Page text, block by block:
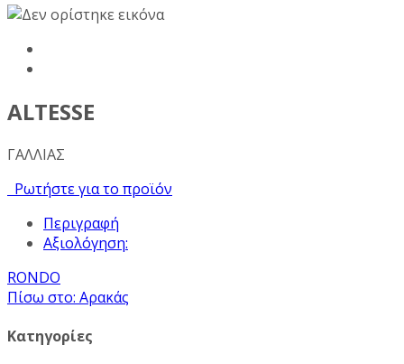
ALTESSE
ΓΑΛΛΙΑΣ
Ρωτήστε για το προϊόν
Περιγραφή
Αξιολόγηση:
RONDO
Πίσω στο: Αρακάς
Κατηγορίες